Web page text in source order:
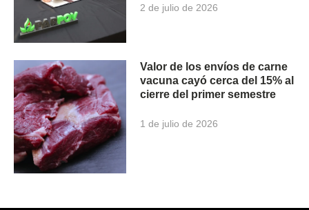
2 de julio de 2026
Valor de los envíos de carne
vacuna cayó cerca del 15% al
cierre del primer semestre
1 de julio de 2026